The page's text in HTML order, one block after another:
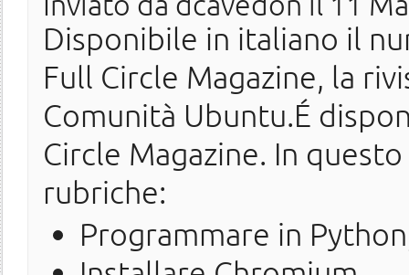
Disponibile in italiano il
Full Circle Magazine, la
Comunità Ubuntu.É
Circle Magazine. In
rubriche:
Programmare in